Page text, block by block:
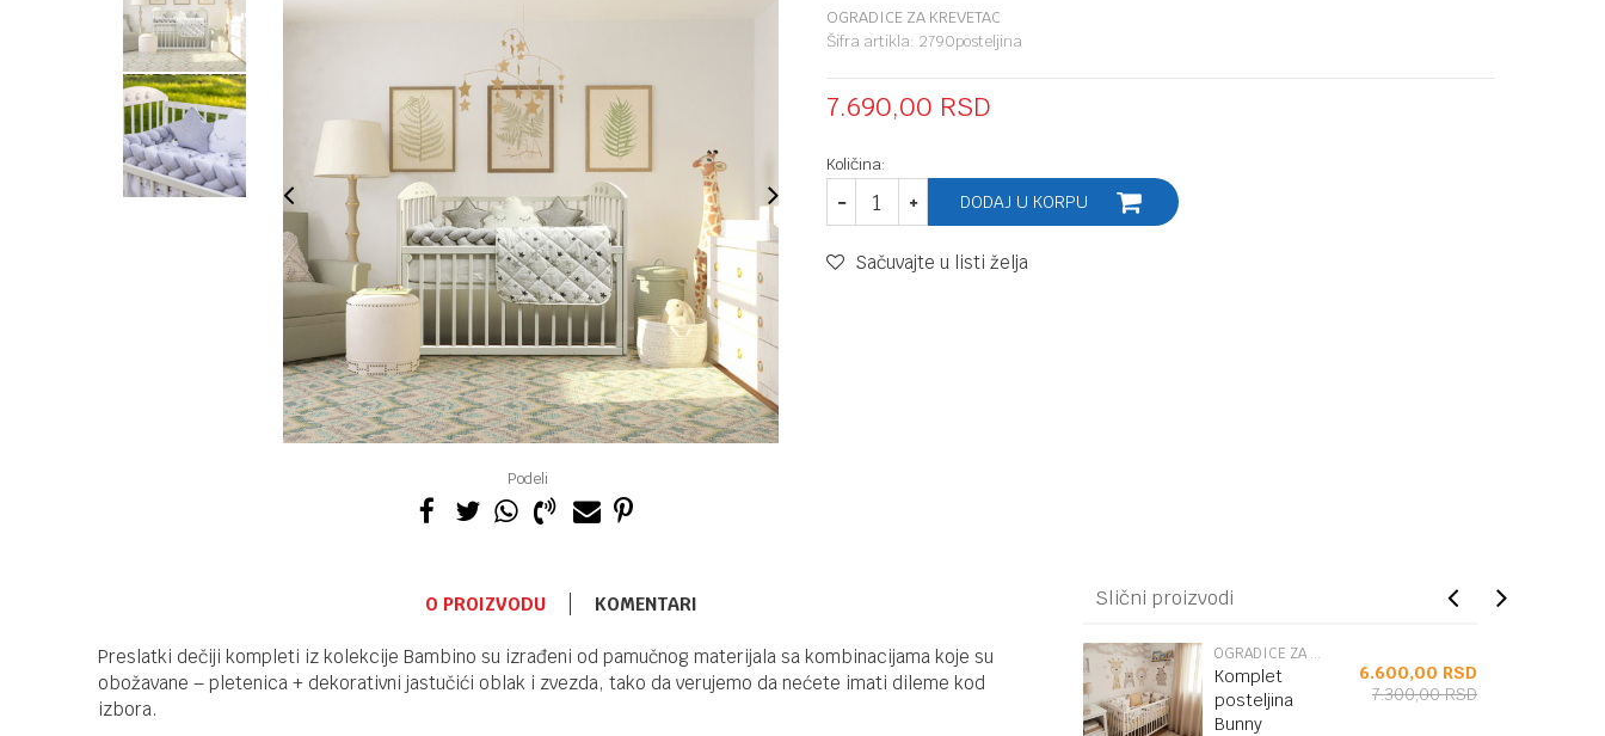
Podeli
OGRADICE ZA KREVETAC
Šifra artikla: 2790posteljina
7.690,00 RSD
Količina:
DODAJ U KORPU
Sačuvajte u listi želja
O PROIZVODU KOMENTARI
Preslatki dečiji kompleti iz kolekcije Bambino su izrađeni od pamučnog materijala sa kombinacijama koje su
obožavane – pletenica + dekorativni jastučići oblak i zvezda, tako da verujemo da nećete imati dileme kod
izbora.
Slični proizvodi
OGRADICE ZA KREVETAC
Bebi
6.700,00 OGRADICE ZA KREVETAC
Komplet
posteljina
Bunny
6.600,00 RSD
7.300,00RSD